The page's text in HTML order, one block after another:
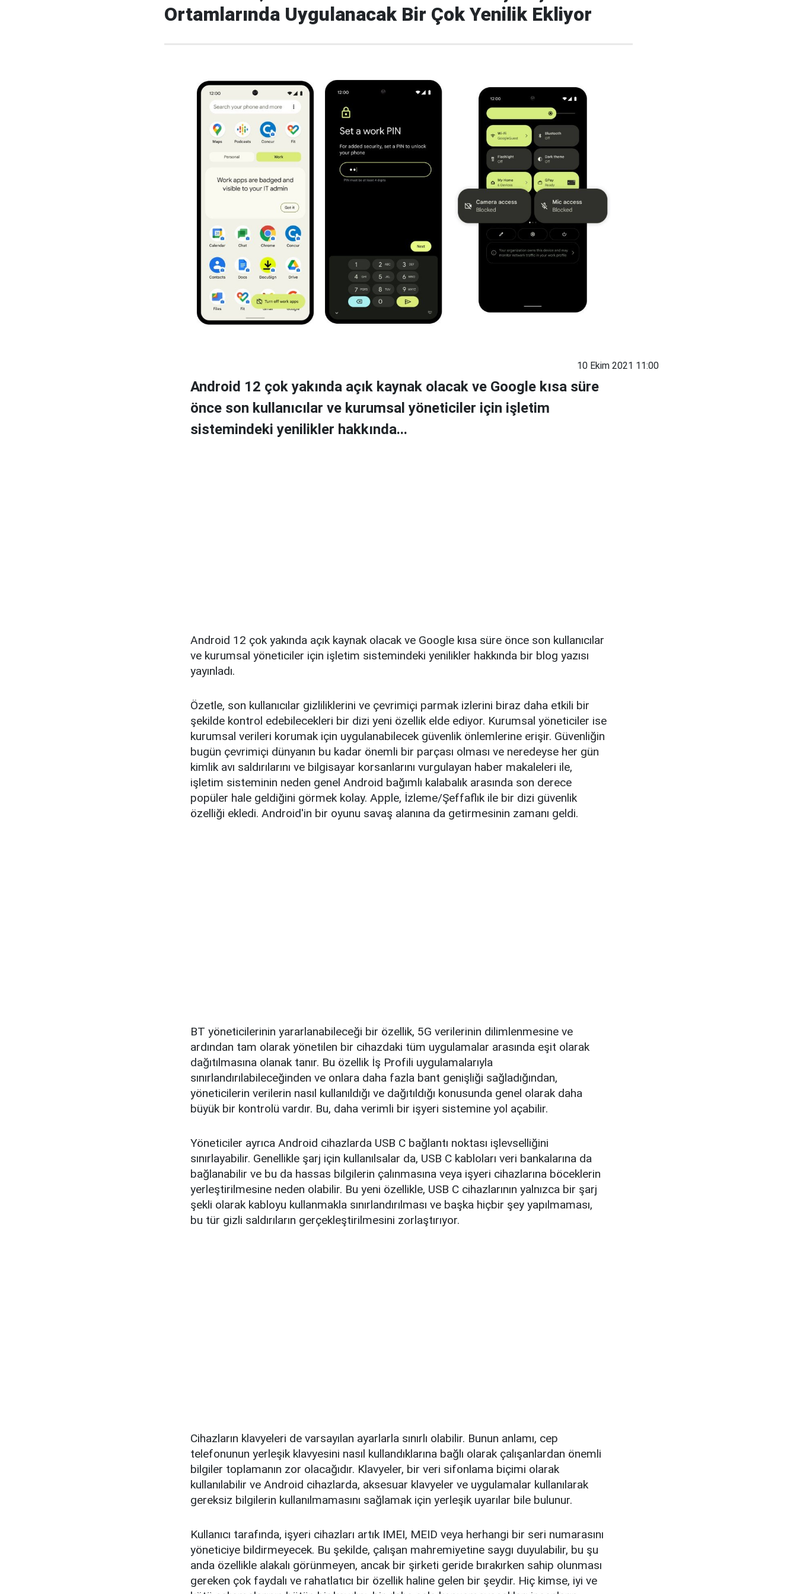
Ortamlarında Uygulanacak Bir Çok Yenilik Ekliyor
10 Ekim 2021 11:00
Android 12 çok yakında açık kaynak olacak ve Google kısa süre
önce son kullanıcılar ve kurumsal yöneticiler için işletim
sistemindeki yenilikler hakkında...
Android 12 çok yakında açık kaynak olacak ve Google kısa süre önce son kullanıcılar
ve kurumsal yöneticiler için işletim sistemindeki yenilikler hakkında bir blog yazısı
yayınladı.
Özetle, son kullanıcılar gizliliklerini ve çevrimiçi parmak izlerini biraz daha etkili bir
şekilde kontrol edebilecekleri bir dizi yeni özellik elde ediyor. Kurumsal yöneticiler ise
kurumsal verileri korumak için uygulanabilecek güvenlik önlemlerine erişir. Güvenliğin
bugün çevrimiçi dünyanın bu kadar önemli bir parçası olması ve neredeyse her gün
kimlik avı saldırılarını ve bilgisayar korsanlarını vurgulayan haber makaleleri ile,
işletim sisteminin neden genel Android bağımlı kalabalık arasında son derece
popüler hale geldiğini görmek kolay. Apple, İzleme/Şeffaflık ile bir dizi güvenlik
özelliği ekledi. Android'in bir oyunu savaş alanına da getirmesinin zamanı geldi.
BT yöneticilerinin yararlanabileceği bir özellik, 5G verilerinin dilimlenmesine ve
ardından tam olarak yönetilen bir cihazdaki tüm uygulamalar arasında eşit olarak
dağıtılmasına olanak tanır. Bu özellik İş Profili uygulamalarıyla
sınırlandırılabileceğinden ve onlara daha fazla bant genişliği sağladığından,
yöneticilerin verilerin nasıl kullanıldığı ve dağıtıldığı konusunda genel olarak daha
büyük bir kontrolü vardır. Bu, daha verimli bir işyeri sistemine yol açabilir.
Yöneticiler ayrıca Android cihazlarda USB C bağlantı noktası işlevselliğini
sınırlayabilir. Genellikle şarj için kullanılsalar da, USB C kabloları veri bankalarına da
bağlanabilir ve bu da hassas bilgilerin çalınmasına veya işyeri cihazlarına böceklerin
yerleştirilmesine neden olabilir. Bu yeni özellikle, USB C cihazlarının yalnızca bir şarj
şekli olarak kabloyu kullanmakla sınırlandırılması ve başka hiçbir şey yapılmaması,
bu tür gizli saldırıların gerçekleştirilmesini zorlaştırıyor.
Cihazların klavyeleri de varsayılan ayarlarla sınırlı olabilir. Bunun anlamı, cep
telefonunun yerleşik klavyesini nasıl kullandıklarına bağlı olarak çalışanlardan önemli
bilgiler toplamanın zor olacağıdır. Klavyeler, bir veri sifonlama biçimi olarak
kullanılabilir ve Android cihazlarda, aksesuar klavyeler ve uygulamalar kullanılarak
gereksiz bilgilerin kullanılmamasını sağlamak için yerleşik uyarılar bile bulunur.
Kullanıcı tarafında, işyeri cihazları artık IMEI, MEID veya herhangi bir seri numarasını
yöneticiye bildirmeyecek. Bu şekilde, çalışan mahremiyetine saygı duyulabilir, bu şu
anda özellikle alakalı görünmeyen, ancak bir şirketi geride bırakırken sahip olunması
gereken çok faydalı ve rahatlatıcı bir özellik haline gelen bir şeydir. Hiç kimse, iyi ve